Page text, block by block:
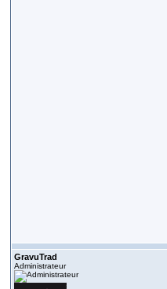
GravuTrad
Administrateur